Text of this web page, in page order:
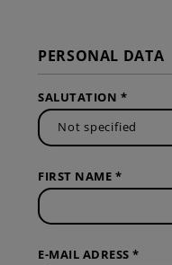
PERSONAL DATA
SALUTATION *
FIRST NAME *
E-MAIL ADRESS *